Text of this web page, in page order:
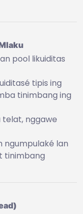
pool likuiditas
tipis ing
tinimbang ing
telat, nggawe
ngumpulaké lan
tinimbang